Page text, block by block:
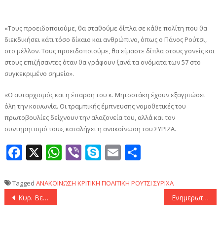
«Τους προειδοποιούμε, θα σταθούμε δίπλα σε κάθε πολίτη που θα
διεκδικήσει κάτι τόσο δίκαιο και ανθρώπινο, όπως ο Πάνος Ρούτσι,
στο μέλλον. Τους προειδοποιούμε, θα είμαστε δίπλα στους γονείς και
στους επιζήσαντες όταν θα γράφουν ξανά τα ονόματα των 57 στο
συγκεκριμένο σημείο».
«Ο αυταρχισμός και η έπαρση του κ. Μητσοτάκη έχουν εξαγριώσει
όλη την κοινωνία. Οι τραμπικής έμπνευσης νομοθετικές του
πρωτοβουλίες δείχνουν την αλαζονεία του, αλλά και τον
συντηρητισμό του», καταλήγει η ανακοίνωση του ΣΥΡΙΖΑ.
Facebook
X WhatsApp
ViberSkype
Email
Tagged ΑΝΑΚΟΙΝΩΣΗ ΚΡΙΤΙΚΗ ΠΟΛΙΤΙΚΗ ΡΟΥΤΣΙ ΣΥΡΙΧΑ
Πλοήγηση
Κυρ. Βελόπουλος: «Είναι να απορεί κανείς πώς η ΝΔ συνεχίζει τις συναντήσεις με τον Τούρκο ΥΠΕΞ Φιντάν» Ενημερωτικό έντυπο σχετικά με το υφιστάμενο νόμο θα διανέμεται στους πολίτες τρίτων χωρών που εισέρχονται ή διαμένουν παράνομα στη χώρα (πηγές υπ. Μετανάστευσης)